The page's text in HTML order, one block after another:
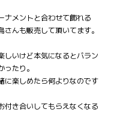
ナメントと合わせて飾れる
さんも販売して頂いてます。
しいけど本気になるとバラン
たり。
に楽しめたら何よりなのです
付き合いしてもらえなくなる